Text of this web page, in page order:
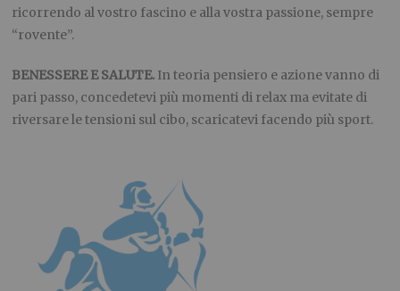
ricorrendo al vostro fascino e alla vostra passione, sempre
“rovente”.
BENESSERE E SALUTE. In teoria pensiero e azione vanno di
pari passo, concedetevi più momenti di relax ma evitate di
riversare le tensioni sul cibo, scaricatevi facendo più sport.